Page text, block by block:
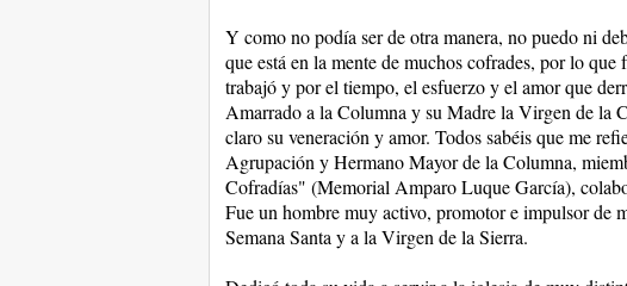
Y como no podía ser de otra manera, no puedo ni
que está en la mente de muchos cofrades, por lo
trabajó y por el tiempo, el esfuerzo y el amor que
Amarrado a la Columna y su Madre la Virgen de la
claro su veneración y amor. Todos sabéis que me
Agrupación y Hermano Mayor de la Columna,
Cofradías" (Memorial Amparo Luque García),
Fue un hombre muy activo, promotor e impulsor de
Semana Santa y a la Virgen de la Sierra.